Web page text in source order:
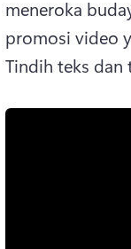
meneroka
promosi video
Tindih teks dan